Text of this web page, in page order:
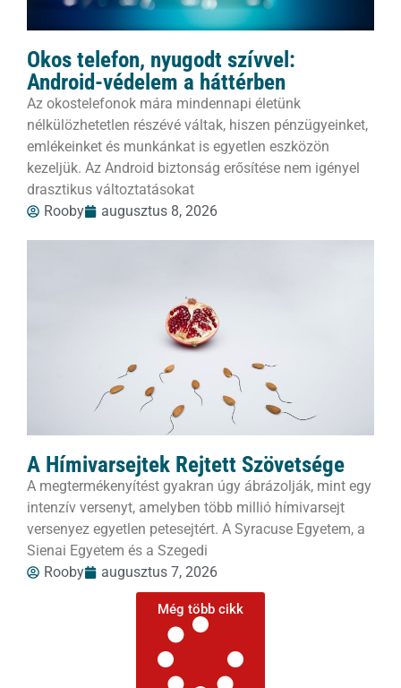
Okos telefon, nyugodt szívvel:
Android-védelem a háttérben
Az okostelefonok mára mindennapi életünk
nélkülözhetetlen részévé váltak, hiszen pénzügyeinket,
emlékeinket és munkánkat is egyetlen eszközön
kezeljük. Az Android biztonság erősítése nem igényel
drasztikus változtatásokat
Rooby
augusztus 8, 2026
A Hímivarsejtek Rejtett Szövetsége
A megtermékenyítést gyakran úgy ábrázolják, mint egy
intenzív versenyt, amelyben több millió hímivarsejt
versenyez egyetlen petesejtért. A Syracuse Egyetem, a
Sienai Egyetem és a Szegedi
Rooby
augusztus 7, 2026
Még több cikk